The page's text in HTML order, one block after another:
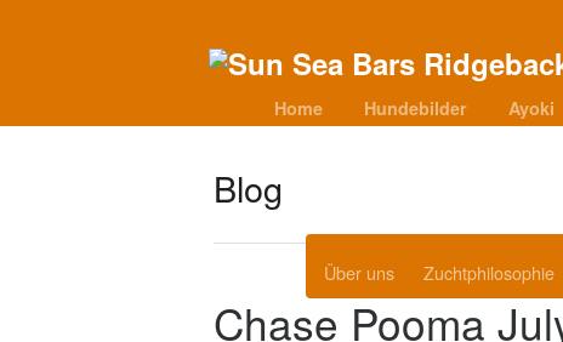
Home Hundebilder Ayoki
Über uns Zuchtphilosophie
Blog
Chase Pooma